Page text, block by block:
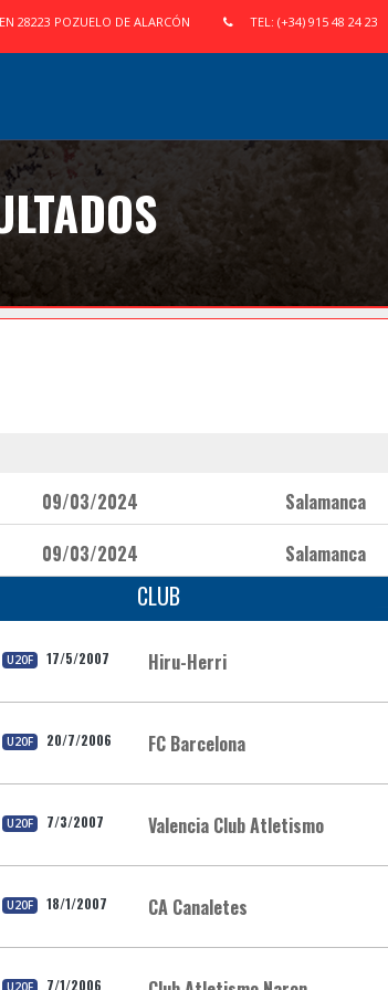
28223 POZUELO DE ALARCÓN TEL: (+34) 915 48 24 23
09/03/2024 Salamanca
09/03/2024 Salamanca
CLUB
U20F 17/5/2007 Hiru-Herri
U20F 20/7/2006 FC Barcelona
U20F 7/3/2007 Valencia Club Atletismo
U20F 18/1/2007 CA Canaletes
U20F 7/1/2006